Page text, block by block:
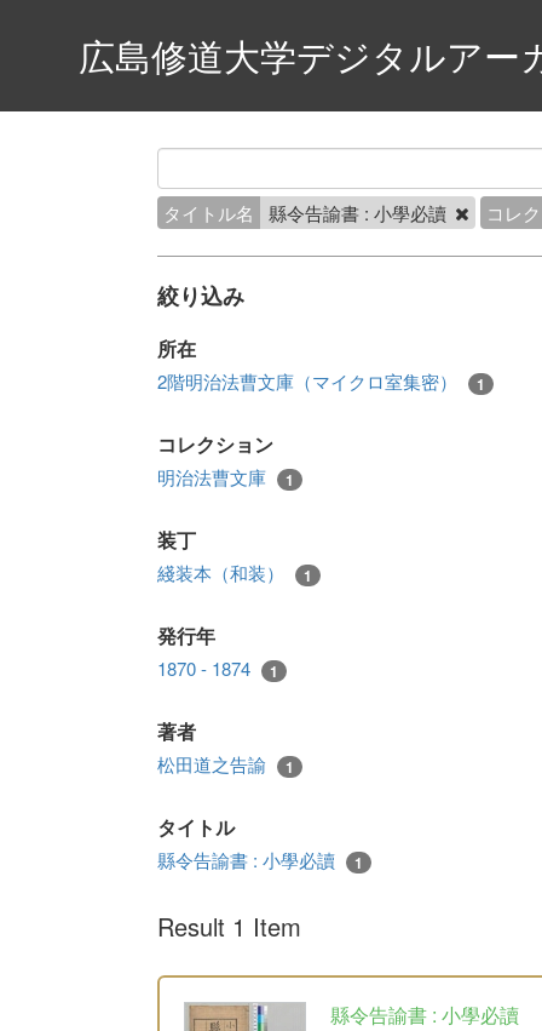
広島修道大学デジタルアー
タイトル名 縣令告諭書 : 小學必讀 コレ
絞り込み
所在
2階明治法曹文庫（マイクロ室集密） 1
コレクション
明治法曹文庫 1
装丁
綫装本（和装） 1
発行年
1870 - 1874 1
著者
松田道之告諭 1
タイトル
縣令告諭書 : 小學必讀 1
Result 1 Item
縣令告諭書 : 小學必讀